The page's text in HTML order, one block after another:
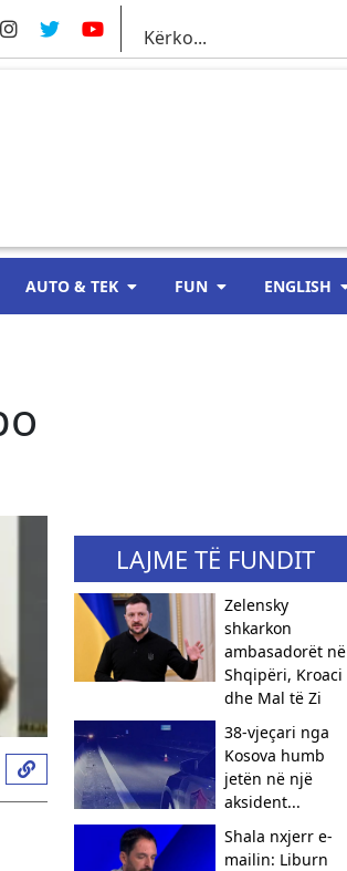
AUTO & TEK FUN ENGLISH
LAJME TË FUNDIT
Zelensky
shkarkon
ambasadorët në
Shqipëri, Kroaci
dhe Mal të Zi
38-vjeçari nga
Kosova humb
jetën në një
aksident...
Shala nxjerr e-
mailin: Liburn